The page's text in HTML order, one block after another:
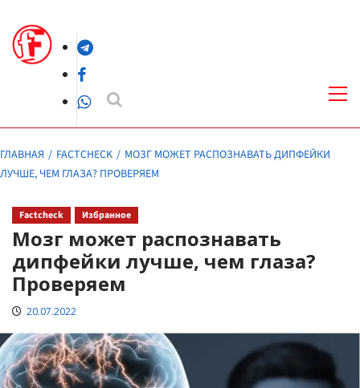
содержимомуTelegram
Facebook
WhatsApp
ГЛАВНАЯ FACTCHECK
МОЗГ МОЖЕТ РАСПОЗНАВАТЬ ДИПФЕЙКИ
ЛУЧШЕ, ЧЕМ ГЛАЗА? ПРОВЕРЯЕМ
Factcheck Избранное
Мозг может распознавать
дипфейки лучше, чем глаза?
Проверяем
20.07.2022